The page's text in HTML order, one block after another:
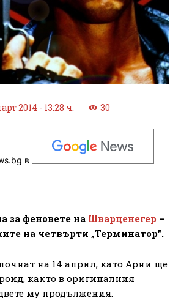
2014 - 13:28 ч. 30
в
за феновете на Шварценегер –
на четвърти „Терминатор”.
на 14 април, като Арни ще
както в оригиналния
му продължения.